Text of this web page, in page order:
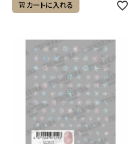
カートに入れる